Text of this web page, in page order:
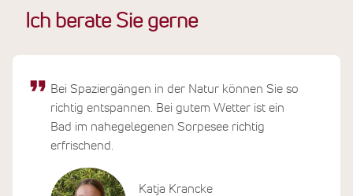
Ich berate Sie gerne
Katja Krancke
Bei Spaziergängen in der Natur können Sie so
richtig entspannen. Bei gutem Wetter ist ein
Bad im nahegelegenen Sorpesee richtig
erfrischend.